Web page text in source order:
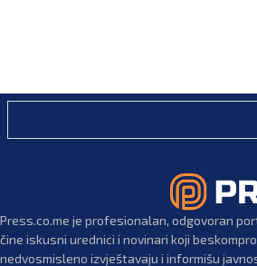
Press.co.me je profesionalan, odgovoran
čine iskusni urednici i novinari koji
nedvosmisleno izvještavaju i informišu